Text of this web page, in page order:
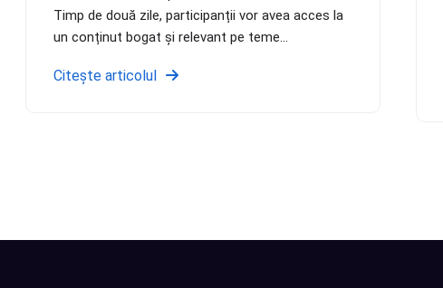
Timp de două zile, participanții vor avea acces la
un conținut bogat și relevant pe teme...
Citește articolul